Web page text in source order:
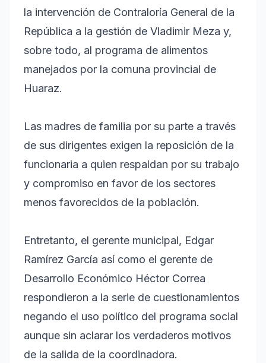
la intervención de Contraloría General de la
República a la gestión de Vladimir Meza y,
sobre todo, al programa de alimentos
manejados por la comuna provincial de
Huaraz.
Las madres de familia por su parte a través
de sus dirigentes exigen la reposición de la
funcionaria a quien respaldan por su trabajo
y compromiso en favor de los sectores
menos favorecidos de la población.
Entretanto, el gerente municipal, Edgar
Ramírez García así como el gerente de
Desarrollo Económico Héctor Correa
respondieron a la serie de cuestionamientos
negando el uso político del programa social
aunque sin aclarar los verdaderos motivos
de la salida de la coordinadora.